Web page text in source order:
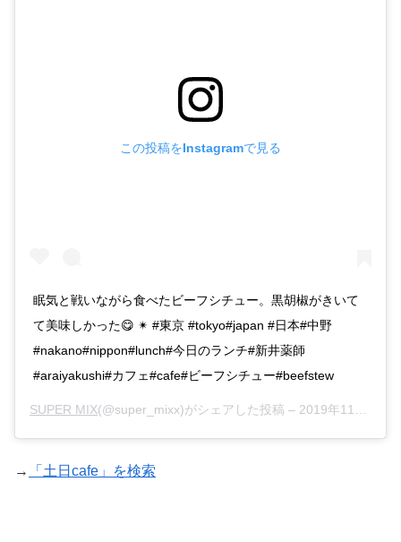
この投稿をInstagramで見る
眠気と戦いながら食べたビーフシチュー。黒胡椒がきいて
て美味しかった😋 ✴︎ #東京 #tokyo#japan #日本#中野
#nakano#nippon#lunch#今日のランチ#新井薬師
#araiyakushi#カフェ#cafe#ビーフシチュー#beefstew
SUPER MIX(@super_mixx)がシェアした投稿 – 2019年11月月3日午前2時19分PST
→ 「土日cafe」を検索